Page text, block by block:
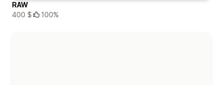
RAW
400 $
100%